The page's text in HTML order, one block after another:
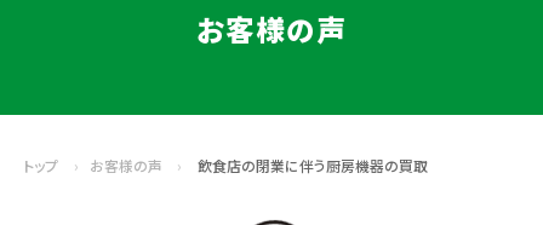
お客様の声
トップ › お客様の声 › 飲食店の閉業に伴う厨房機器の買取